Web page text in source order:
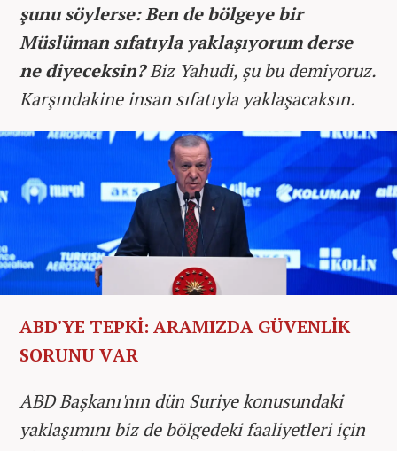
şunu söylerse: Ben de bölgeye bir
Müslüman sıfatıyla yaklaşıyorum derse
ne diyeceksin?Biz Yahudi, şu bu demiyoruz.
Karşındakine insan sıfatıyla yaklaşacaksın.
ABD'YE TEPKİ: ARAMIZDA GÜVENLİK
SORUNU VAR
ABD Başkanı'nın dün Suriye konusundaki
yaklaşımını biz de bölgedeki faaliyetleri için